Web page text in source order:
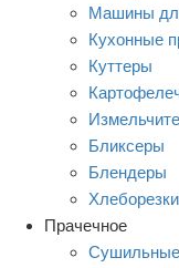
Машины
Кухонные
Куттеры
Бликсеры
Блендеры
Хлеборезки
Прачечное